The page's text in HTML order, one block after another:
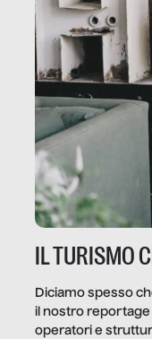
IL TURISMO
Diciamo spesso
il nostro reportage
operatori e